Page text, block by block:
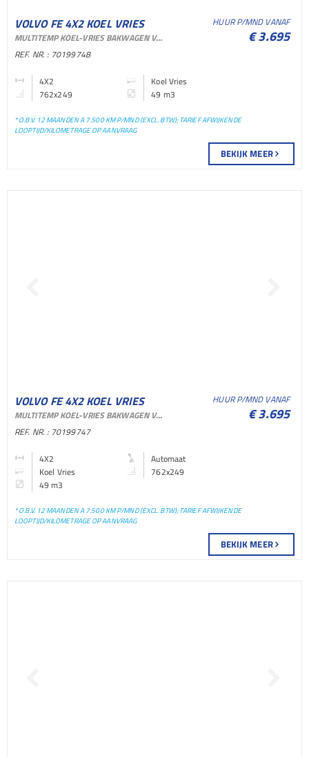
VOLVO FE 4X2 KOEL VRIES
BAKWAGEN KOEL VRIES
BAKWAGEN
MULTITEMP KOEL-VRIES BAKWAGEN VOOR VERHUUR EN SHORTLEASE
HUUR P/MND VANAF
€ 3.695
REF. NR. : 70199748
4X2
Koel Vries
762x249
49 m3
* O.B.V. 12 MAANDEN A 7.500 KM P/MND (EXCL. BTW); TARIEF AFWIJKENDE
LOOPTIJD/KILOMETRAGE OP AANVRAAG
BEKIJK MEER
VOLVO FE 4X2 KOEL VRIES
BAKWAGEN KOEL VRIES
BAKWAGEN
MULTITEMP KOEL-VRIES BAKWAGEN VOOR VERHUUR EN SHORTLEASE
HUUR P/MND VANAF
€ 3.695
REF. NR. : 70199747
4X2
Automaat
Koel Vries
762x249
49 m3
* O.B.V. 12 MAANDEN A 7.500 KM P/MND (EXCL. BTW); TARIEF AFWIJKENDE
LOOPTIJD/KILOMETRAGE OP AANVRAAG
BEKIJK MEER